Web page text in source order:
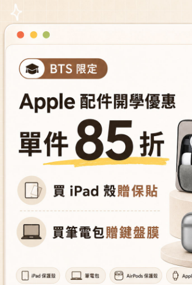
售完
iPad 11th 2025/10th 2022 Ness 10.9
吋 相機快取多角度折疊布紋皮套(磁扣)
- 奶茶灰
NT$1,380
吋
iPad Pro 4th (11")